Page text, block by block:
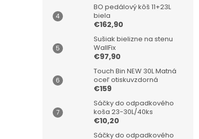
BO pedálový kôš 11+23L
biela
€162,90
Sušiak bielizne na stenu
WallFix
€97,90
Touch Bin NEW 30L Matná
oceľ otiskuvzdorná
€159
Sáčky do odpadkového
koša 23-30L/40ks
€10,20
Sáčky do odpadkového